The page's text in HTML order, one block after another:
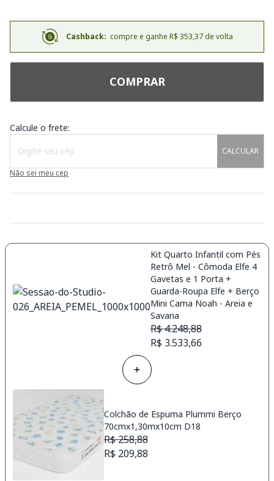
Cashback: compre e ganhe R$ 353,37 de volta
COMPRAR
Calcule o frete:
CALCULAR
Não sei meu cep
Kit Quarto Infantil com Pés
Retrô Mel - Cômoda Elfe 4
Gavetas e 1 Porta +
Guarda-Roupa Elfe + Berço
Mini Cama Noah - Areia e
Savana
R$ 4.248,88
R$ 3.533,66
Colchão de Espuma Plummi Berço
70cmx1,30mx10cm D18
R$ 258,88
R$ 209,88